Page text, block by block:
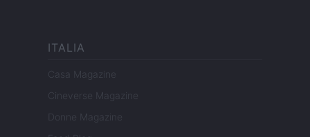
ITALIA
Casa Magazine
Cineverse Magazine
Donne Magazine